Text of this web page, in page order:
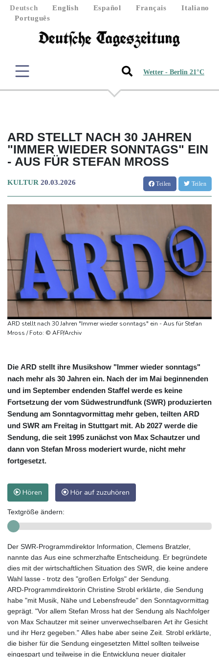
Deutsch English Español Français
Italiano
Português
Wetter - Berlin 21°C
ARD STELLT NACH 30 JAHREN
"IMMER WIEDER SONNTAGS" EIN
- AUS FÜR STEFAN MROSS
KULTUR 20.03.2026 Teilen Teilen
ARD stellt nach 30 Jahren "Immer wieder sonntags" ein - Aus für Stefan
Mross / Foto: © AFP/Archiv
Die ARD stellt ihre Musikshow "Immer wieder sonntags"
nach mehr als 30 Jahren ein. Nach der im Mai beginnenden
und im September endenden Staffel werde es keine
Fortsetzung der vom Südwestrundfunk (SWR) produzierten
Sendung am Sonntagvormittag mehr geben, teilten ARD
und SWR am Freitag in Stuttgart mit. Ab 2027 werde die
Sendung, die seit 1995 zunächst von Max Schautzer und
dann von Stefan Mross moderiert wurde, nicht mehr
fortgesetzt.
Hören Hör auf zuzuhören
Textgröße ändern:
Der SWR-Programmdirektor Information, Clemens Bratzler,
nannte das Aus eine schmerzhafte Entscheidung. Er begründete
dies mit der wirtschaftlichen Situation des SWR, die keine andere
Wahl lasse - trotz des "großen Erfolgs" der Sendung.
ARD-Programmdirektorin Christine Strobl erklärte, die Sendung
habe "mit Musik, Nähe und Lebensfreude" den Sonntagvormittag
geprägt. "Vor allem Stefan Mross hat der Sendung als Nachfolger
von Max Schautzer mit seiner unverwechselbaren Art ihr Gesicht
und ihr Herz gegeben." Alles habe aber seine Zeit. Strobl erklärte,
die bisher für die Sendung eingesetzten Mittel sollten teilweise
eingespart und teilweise in die Entwicklung neuer digitaler